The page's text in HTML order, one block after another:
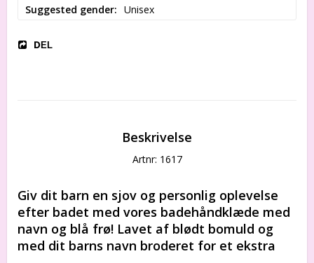
Suggested gender
Unisex
DEL
Beskrivelse
Artnr: 1617
Giv dit barn en sjov og personlig oplevelse
efter badet med vores badehåndklæde med
navn og blå frø! Lavet af blødt bomuld og
med dit barns navn broderet for et ekstra